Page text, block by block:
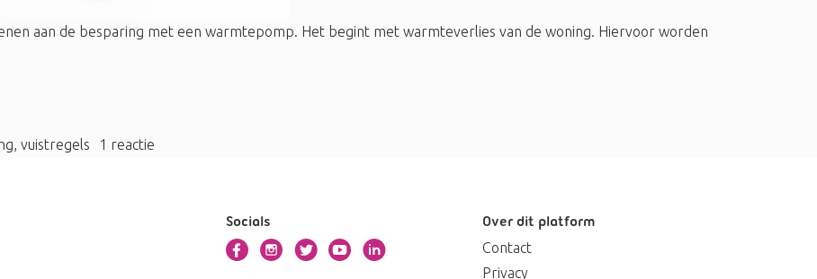
aan de besparing met een warmtepomp. Het begint met warmteverlies van de woning. Hiervoor worden
, vuistregels 1 reactie
Socials Over dit platform
Contact
Privacy